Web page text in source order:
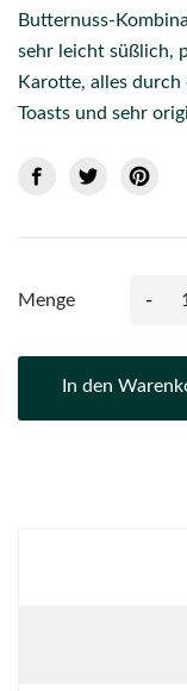
Butternuss-
sehr leicht süßlich,
Karotte, alles
Toasts und sehr
Menge -
In den